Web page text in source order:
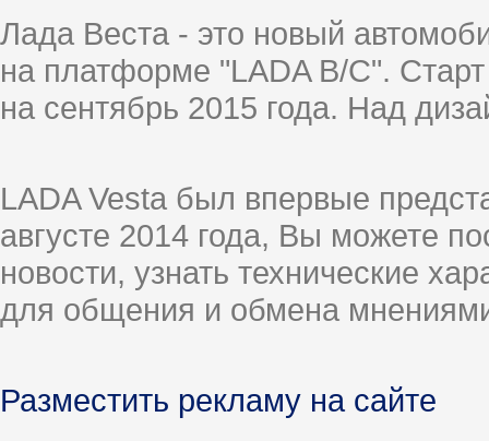
Лада Веста - это новый
на платформе "LADA B/C".
на сентябрь 2015 года. Над
LADA Vesta был впервые
августе 2014 года, Вы можете
новости, узнать технические
для общения и обмена
Разместить рекламу на сайте